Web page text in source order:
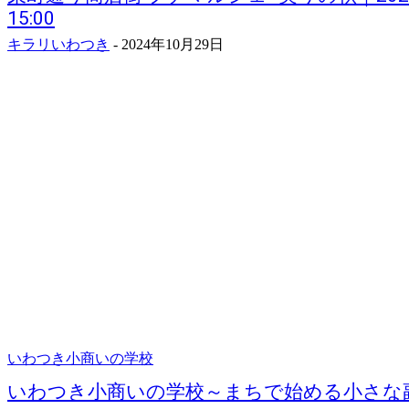
15:00
キラリいわつき - 2024年10月29日
いわつき小商いの学校
いわつき小商いの学校～まちで始める小さな